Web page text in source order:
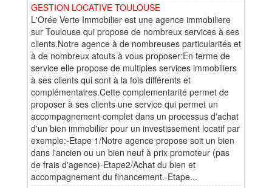
GESTION LOCATIVE TOULOUSE
L'Orée Verte Immobilier est une agence immobiliere
sur Toulouse qui propose de nombreux services à ses
clients.Notre agence à de nombreuses particularités et
à de nombreux atouts à vous proposer:En terme de
service elle propose de multiples services immobiliers
à ses clients qui sont à la fois différents et
complémentaires.Cette complementarité permet de
proposer à ses clients une service qui permet un
accompagnement complet dans un processus d'achat
d'un bien immobilier pour un investissement locatif par
exemple:-Etape 1/Notre agence propose soit un bien
dans l'ancien ou un bien neuf à prix promoteur (pas
de frais d'agence)-Etape2/Achat du bien et
accompagnement du financement.-Etape...